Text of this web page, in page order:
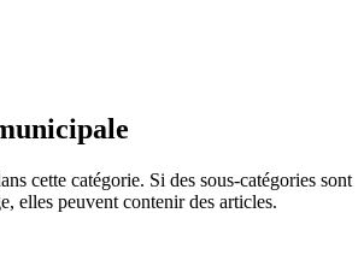
cette catégorie. Si des sous-catégories sont
elles peuvent contenir des articles.